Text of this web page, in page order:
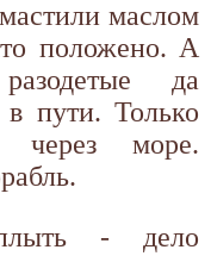
маслом
положено. А
да
пути. Только
через море.
- дело